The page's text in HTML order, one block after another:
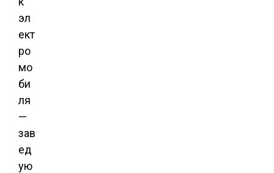
эл
ект
ро
мо
би
ля
—
зав
ед
ую